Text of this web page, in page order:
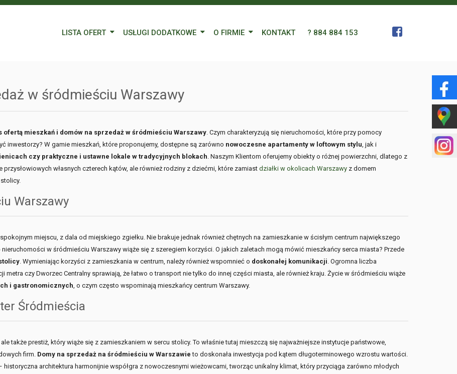
LISTA OFERT
Oferty specjalne
USŁUGI DODATKOWE
Ubezpieczenia
O FIRMIE
Formularz
KONTAKT ? 884 884 153
w śródmieściu Warszawy
ofertą mieszkań i domów na sprzedaż w śródmieściu Warszawy. Czym charakteryzują się nieruchomości, które przy pomocy
inwestorzy? W gamie mieszkań, które proponujemy, dostępne są zarówno nowoczesne apartamenty w loftowym stylu, jak i
czy praktyczne i ustawne lokale w tradycyjnych blokach. Naszym Klientom oferujemy obiekty o różnej powierzchni, dlatego z
własnych czterech kątów, ale również rodziny z dziećmi, które zamiast działki w okolicach Warszawy z domem
Warszawy
miejscu, z dala od miejskiego zgiełku. Nie brakuje jednak również chętnych na zamieszkanie w ścisłym centrum największego
w śródmieściu Warszawy wiąże się z szeregiem korzyści. O jakich zaletach mogą mówić mieszkańcy serca miasta? Przede
. Wymieniając korzyści z zamieszkania w centrum, należy również wspomnieć o doskonałej komunikacji. Ogromna liczba
czy Dworzec Centralny sprawiają, że łatwo o transport nie tylko do innej części miasta, ale również kraju. Życie w śródmieściu wiąże
i gastronomicznych, o czym często wspominają mieszkańcy centrum Warszawy.
Śródmieścia
także prestiż, który wiąże się z zamieszkaniem w sercu stolicy. To właśnie tutaj mieszczą się najważniejsze instytucje państwowe,
firm. Domy na sprzedaż na śródmieściu w Warszawie to doskonała inwestycja pod kątem długoterminowego wzrostu wartości.
architektura harmonijnie współgra z nowoczesnymi wieżowcami, tworząc unikalny klimat, który przyciąga zarówno młodych